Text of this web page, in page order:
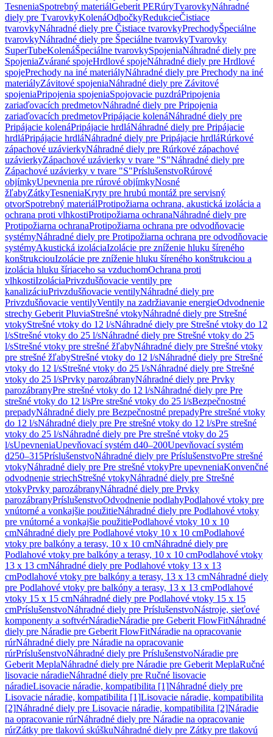
TesneniaSpotrebný materiálGeberit PERúryTvarovkyNáhradné
diely pre TvarovkyKolenáOdbočkyRedukcieČistiace
tvarovkyNáhradné diely pre Čistiace tvarovkyPrechodyŠpeciálne
tvarovkyNáhradné diely pre Špeciálne tvarovkyTvarovky
SuperTubeKolenáŠpeciálne tvarovkySpojeniaNáhradné diely pre
SpojeniaZvárané spojeHrdlové spojeNáhradné diely pre Hrdlové
spojePrechody na iné materiályNáhradné diely pre Prechody na iné
materiályZávitové spojeniaNáhradné diely pre Závitové
spojeniaPripojenia spojeniaSpojovacie puzdráPripojenia
zariaďovacích predmetovNáhradné diely pre Pripojenia
zariaďovacích predmetovPripájacie kolenáNáhradné diely pre
Pripájacie kolenáPripájacie hrdláNáhradné diely pre Pripájacie
hrdláPripájacie hrdláNáhradné diely pre Pripájacie hrdláRúrkové
zápachové uzávierkyNáhradné diely pre Rúrkové zápachové
uzávierkyZápachové uzávierky v tvare "S"Náhradné diely pre
Zápachové uzávierky v tvare "S"PríslušenstvoRúrové
objímkyUpevnenia pre rúrové objímkyNosné
žľabyZátkyTesneniaKryty pre hrubú montáž pre servisný
otvorSpotrebný materiálProtipožiarna ochrana, akustická izolácia a
ochrana proti vlhkostiProtipožiarna ochranaNáhradné diely pre
Protipožiarna ochranaProtipožiarna ochrana pre odvodňovacie
systémyNáhradné diely pre Protipožiarna ochrana pre odvodňovacie
systémyAkustická izoláciaIzolácie pre zníženie hluku šíreného
konštrukciouIzolácie pre zníženie hluku šíreného konštrukciou a
izolácia hluku šíriaceho sa vzduchomOchrana proti
vlhkostiIzoláciaPrivzdušňovacie ventily pre
kanalizáciuPrivzdušňovacie ventilyNáhradné diely pre
Privzdušňovacie ventilyVentily na zadržiavanie energieOdvodnenie
strechy Geberit PluviaStrešné vtokyNáhradné diely pre Strešné
vtokyStrešné vtoky do 12 l/sNáhradné diely pre Strešné vtoky do 12
l/sStrešné vtoky do 25 l/sNáhradné diely pre Strešné vtoky do 25
l/sStrešné vtoky pre strešné žľabyNáhradné diely pre Strešné vtoky
pre strešné žľabyStrešné vtoky do 12 l/sNáhradné diely pre Strešné
vtoky do 12 l/sStrešné vtoky do 25 l/sNáhradné diely pre Strešné
vtoky do 25 l/sPrvky parozábranyNáhradné diely pre Prvky
parozábranyPre strešné vtoky do 12 l/sNáhradné diely pre Pre
strešné vtoky do 12 l/sPre strešné vtoky do 25 l/sBezpečnostné
prepadyNáhradné diely pre Bezpečnostné prepadyPre strešné vtoky
do 12 l/sNáhradné diely pre Pre strešné vtoky do 12 l/sPre strešné
vtoky do 25 l/sNáhradné diely pre Pre strešné vtoky do 25
l/sUpevneniaUpevňovací systém d40–200Upevňovací systém
d250–315PríslušenstvoNáhradné diely pre PríslušenstvoPre strešné
vtokyNáhradné diely pre Pre strešné vtokyPre upevneniaKonvenčné
odvodnenie striechStrešné vtokyNáhradné diely pre Strešné
vtokyPrvky parozábranyNáhradné diely pre Prvky
parozábranyPríslušenstvoOdvodnenie podlahyPodlahové vtoky pre
vnútorné a vonkajšie použitieNáhradné diely pre Podlahové vtoky
pre vnútorné a vonkajšie použitiePodlahové vtoky 10 x 10
cmNáhradné diely pre Podlahové vtoky 10 x 10 cmPodlahové
vtoky pre balkóny a terasy, 10 x 10 cmNáhradné diely pre
Podlahové vtoky pre balkóny a terasy, 10 x 10 cmPodlahové vtoky
13 x 13 cmNáhradné diely pre Podlahové vtoky 13 x 13
cmPodlahové vtoky pre balkóny a terasy, 13 x 13 cmNáhradné diely
pre Podlahové vtoky pre balkóny a terasy, 13 x 13 cmPodlahové
vtoky 15 x 15 cmNáhradné diely pre Podlahové vtoky 15 x 15
cmPríslušenstvoNáhradné diely pre PríslušenstvoNástroje, sieťové
komponenty a softvérNáradieNáradie pre Geberit FlowFitNáhradné
diely pre Náradie pre Geberit FlowFitNáradie na opracovanie
rúrNáhradné diely pre Náradie na opracovanie
rúrPríslušenstvoNáhradné diely pre PríslušenstvoNáradie pre
Geberit MeplaNáhradné diely pre Náradie pre Geberit MeplaRučné
lisovacie náradieNáhradné diely pre Ručné lisovacie
náradieLisovacie náradie, kompatibilita [1]Náhradné diely pre
Lisovacie náradie, kompatibilita [1]Lisovacie náradie, kompatibilita
[2]Náhradné diely pre Lisovacie náradie, kompatibilita [2]Náradie
na opracovanie rúrNáhradné diely pre Náradie na opracovanie
rúrZátky pre tlakovú skúškuNáhradné diely pre Zátky pre tlakovú